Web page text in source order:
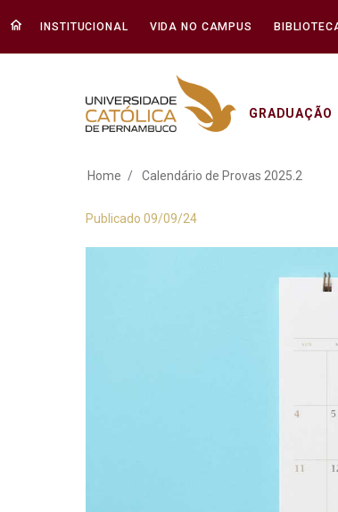
INSTITUCIONAL VIDA NO CAMPUS
GRADUAÇÃO
Calendário de
Home Calendário de Provas 2025.2
Publicado 09/09/24